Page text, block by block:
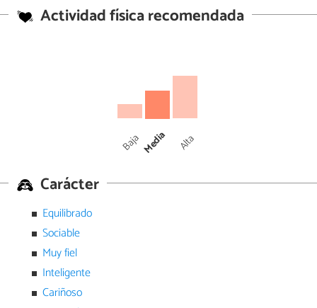
Actividad física recomendada
Baja Media Alta
Carácter
Equilibrado
Sociable
Muy fiel
Inteligente
Cariñoso